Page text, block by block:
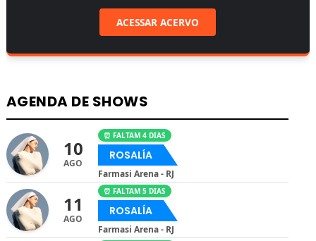
ACESSAR ACERVO
AGENDA DE SHOWS
10
AGO
⏰ FALTAM 4 DIAS
ROSALÍA
Farmasi Arena - RJ
11
AGO
⏰ FALTAM 5 DIAS
ROSALÍA
Farmasi Arena - RJ